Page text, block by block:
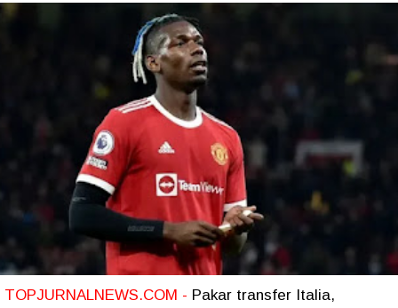
TOPJURNALNEWS.COM - Pakar transfer Italia,